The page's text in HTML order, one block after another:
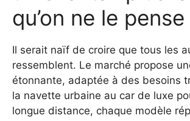
qu’on ne le pense
Il serait naïf de croire que tous les
ressemblent. Le marché propose
étonnante, adaptée à des besoins
la navette urbaine au car de luxe
longue distance, chaque modèle